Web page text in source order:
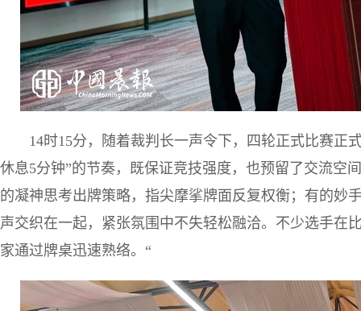
14时15分，随着裁判长一声令下，四轮正式比赛正
休息5分钟”的节奏，既保证竞技强度，也预留了交流空
的凝神思考出牌策略，指尖摩挲牌面反复权衡；有的妙
声交织在一起，紧张氛围中不失轻松融洽。不少选手在
家通过牌桌迅速熟络。“